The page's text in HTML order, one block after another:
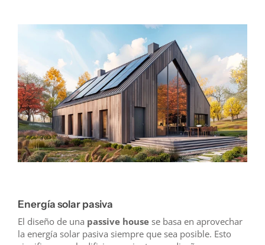
Energía solar pasiva
El diseño de una passive house se basa en aprovechar
la energía solar pasiva siempre que sea posible. Esto